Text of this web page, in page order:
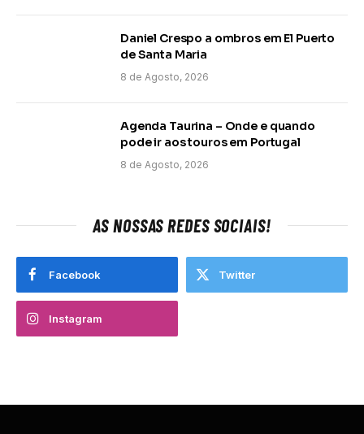
Daniel Crespo a ombros em El Puerto
de Santa Maria
8 de Agosto, 2026
Agenda Taurina – Onde e quando
pode ir aos touros em Portugal
8 de Agosto, 2026
AS NOSSAS REDES SOCIAIS!
Facebook Twitter
Instagram